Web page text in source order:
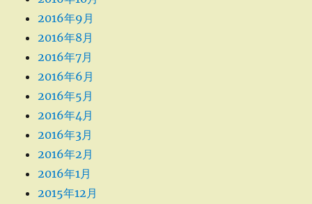
2016年9月
2016年8月
2016年7月
2016年6月
2016年5月
2016年4月
2016年3月
2016年2月
2016年1月
2015年12月